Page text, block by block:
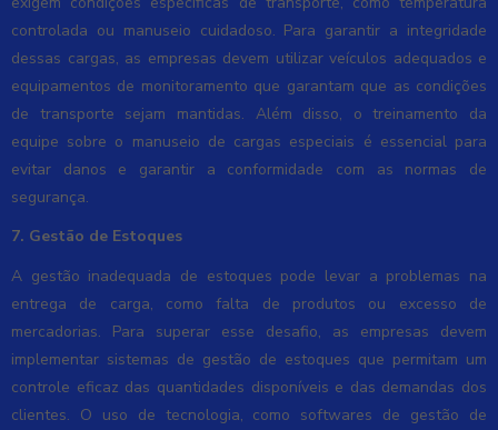
controlada ou manuseio cuidadoso. Para garantir a integridade
dessas cargas, as empresas devem utilizar veículos adequados e
equipamentos de monitoramento que garantam que as condições
de transporte sejam mantidas. Além disso, o treinamento da
equipe sobre o manuseio de cargas especiais é essencial para
evitar danos e garantir a conformidade com as normas de
segurança.
7. Gestão de Estoques
A gestão inadequada de estoques pode levar a problemas na
entrega de carga, como falta de produtos ou excesso de
mercadorias. Para superar esse desafio, as empresas devem
implementar sistemas de gestão de estoques que permitam um
controle eficaz das quantidades disponíveis e das demandas dos
clientes. O uso de tecnologia, como softwares de gestão de